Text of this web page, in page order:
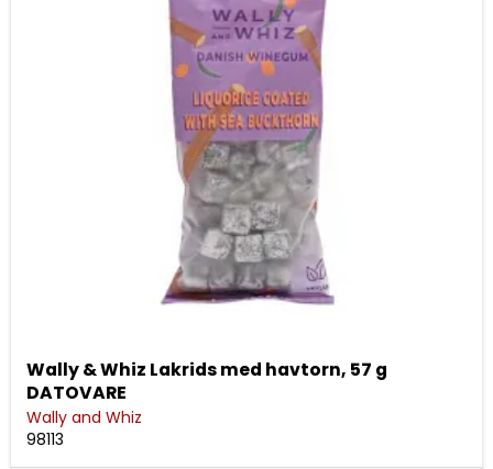
Wally & Whiz Lakrids med havtorn, 57 g
DATOVARE
Wally and Whiz
98113